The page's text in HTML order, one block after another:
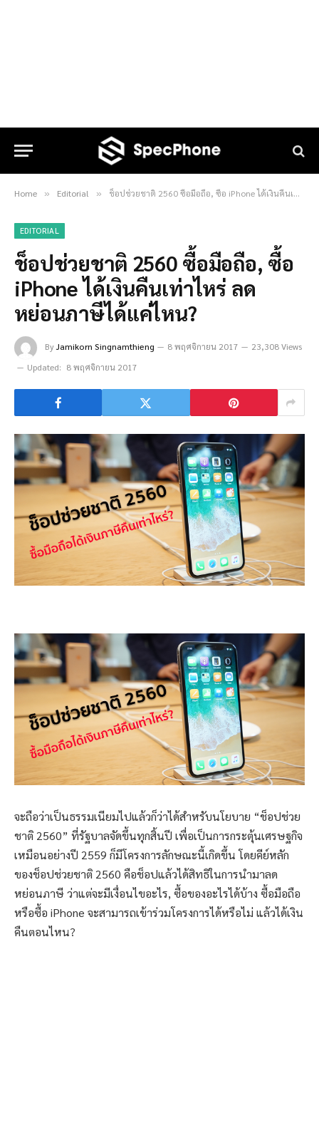
Home » Editorial » ช็อปช่วยชาติ 2560 ซื้อมือถือ, ซื้อ iPhone ได้เงินคืนเท่าไหร่ ลดหย่อนภาษีได้แค่ไหน?
EDITORIAL
ช็อปช่วยชาติ 2560 ซื้อมือถือ, ซื้อ
iPhone ได้เงินคืนเท่าไหร่ ลด
หย่อนภาษีได้แค่ไหน?
ByJamikorn Singnamthieng 8 พฤศจิกายน 2017
23,308 Views
Updated: 8 พฤศจิกายน 2017
จะถือว่าเป็นธรรมเนียมไปแล้วก็ว่าได้สำหรับนโยบาย “ช็อปช่วย
ชาติ 2560” ที่รัฐบาลจัดขึ้นทุกสิ้นปี เพื่อเป็นการกระตุ้นเศรษฐกิจ
เหมือนอย่างปี 2559 ก็มีโครงการลักษณะนี้เกิดขึ้น โดยคีย์หลัก
ของช็อปช่วยชาติ 2560 คือช็อปแล้วได้สิทธิในการนำมาลด
หย่อนภาษี ว่าแต่จะมีเงื่อนไขอะไร, ซื้อของอะไรได้บ้าง ซื้อมือถือ
หรือซื้อ iPhone จะสามารถเข้าร่วมโครงการได้หรือไม่ แล้วได้เงิน
คืนตอนไหน?